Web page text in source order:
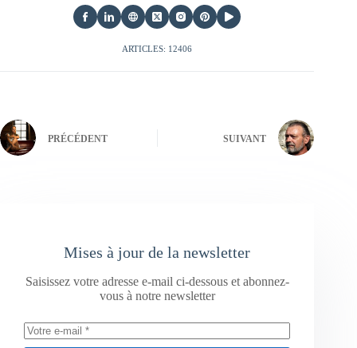
ARTICLES: 12406
PRÉCÉDENT SUIVANT
Mises à jour de la newsletter
Saisissez votre adresse e-mail ci-dessous et abonnez-
vous à notre newsletter